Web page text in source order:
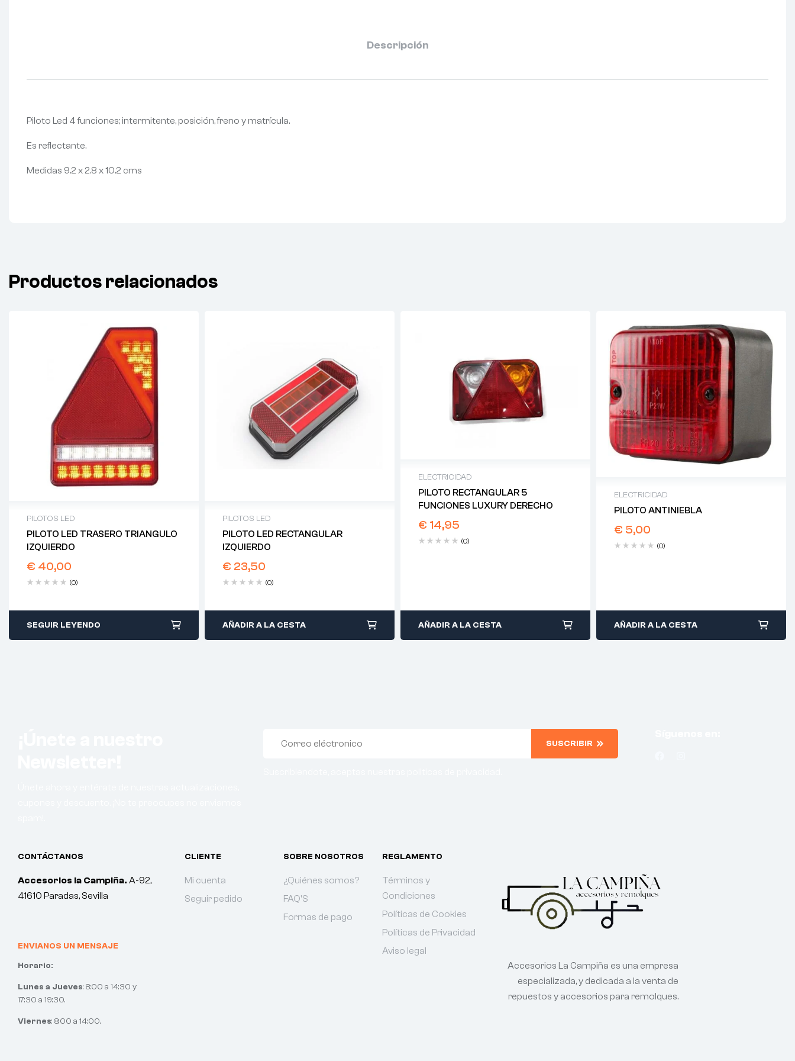
Descripción
Piloto Led 4 funciones; intermitente, posición, freno y matrícula.
Es reflectante.
Medidas 9.2 x 2.8 x 10.2 cms
Productos relacionados
PILOTOS LED
PILOTO LED TRASERO TRIANGULO
IZQUIERDO
€ 40,00
(0)
SEGUIR LEYENDO
PILOTOS LED
PILOTO LED RECTANGULAR
IZQUIERDO
€ 23,50
(0)
AÑADIR A LA CESTA
ELECTRICIDAD
PILOTO RECTANGULAR 5
FUNCIONES LUXURY DERECHO
€ 14,95
(0)
AÑADIR A LA CESTA
ELECTRICIDAD
PILOTO ANTINIEBLA
€ 5,00
(0)
AÑADIR A LA CESTA
SUSCRIBIR
CONTÁCTANOS
Accesorios la Campiña. A-92,
41610 Paradas, Sevilla
ENVIANOS UN MENSAJE
Horario:
Lunes a Jueves: 8:00 a 14:30 y
17:30 a 19:30.
Viernes: 8:00 a 14:00.
CLIENTE
Mi cuenta
Seguir pedido
SOBRE NOSOTROS
¿Quiénes somos?
FAQ'S
Formas de pago
REGLAMENTO
Términos y
Condiciones
Políticas de Cookies
Políticas de Privacidad
Aviso legal
Accesorios La Campiña es una empresa
especializada, y dedicada a la venta de
repuestos y accesorios para remolques.